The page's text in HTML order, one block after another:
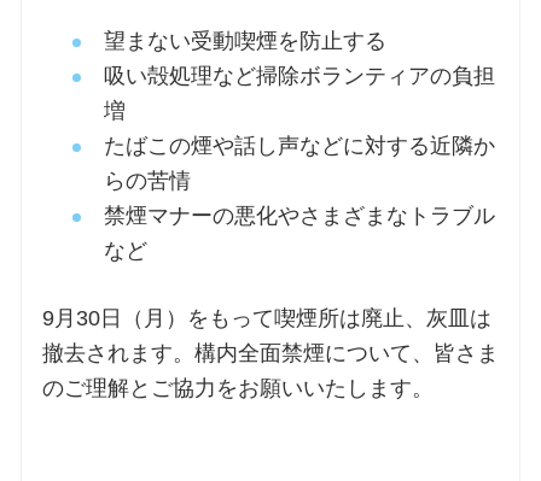
望まない受動喫煙を防止する
吸い殻処理など掃除ボランティアの負担
増
たばこの煙や話し声などに対する近隣か
らの苦情
禁煙マナーの悪化やさまざまなトラブル
など
9月30日（月）をもって喫煙所は廃止、灰皿は
撤去されます。構内全面禁煙について、皆さま
のご理解とご協力をお願いいたします。